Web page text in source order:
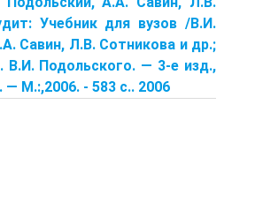
Учебник для вузов /В.И.
Савин, Л.В. Сотникова и др.;
В.И. Подольского. — 3-е изд.,
— М.:,2006. - 583 с.. 2006